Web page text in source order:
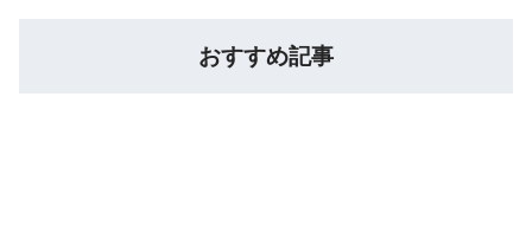
おすすめ記事